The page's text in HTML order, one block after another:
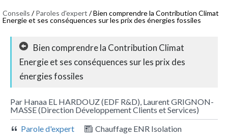
Conseils /Paroles d'expert / Bien comprendre la Contribution Climat
Energie et ses conséquences sur les prix des énergies fossiles
Bien comprendre la Contribution Climat
Energie et ses conséquences sur les prix des
énergies fossiles
Par Hanaa EL HARDOUZ (EDF R&D), Laurent GRIGNON-
MASSE (Direction Développement Clients et Services)
Parole d'expert
Chauffage ENR Isolation